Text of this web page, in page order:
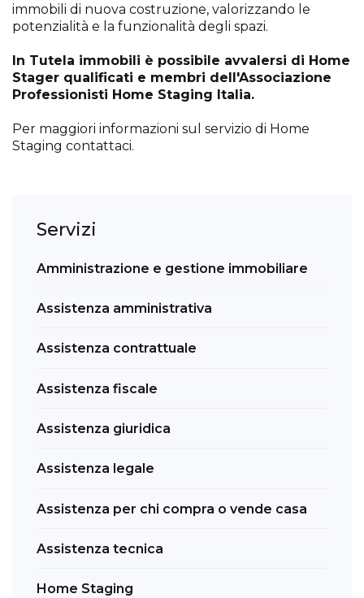
immobili di nuova costruzione, valorizzando le
potenzialità e la funzionalità degli spazi.
In Tutela immobili è possibile avvalersi di Home
Stager qualificati e membri dell'Associazione
Professionisti Home Staging Italia.
Per maggiori informazioni sul servizio di Home
Staging contattaci.
Servizi
Amministrazione e gestione immobiliare
Assistenza amministrativa
Assistenza contrattuale
Assistenza fiscale
Assistenza giuridica
Assistenza legale
Assistenza per chi compra o vende casa
Assistenza tecnica
Home Staging